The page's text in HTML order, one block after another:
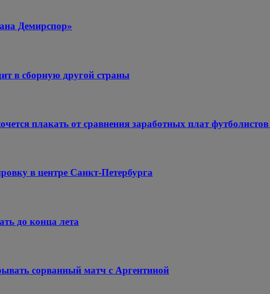
Демирспор»
в сборную другой страны
плакать от сравнения заработных плат
в центре Санкт-Петербурга
до конца лета
сорванный матч с Аргентиной